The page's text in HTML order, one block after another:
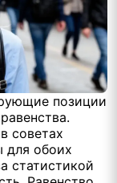
позиции
советах
для обоих
статистикой